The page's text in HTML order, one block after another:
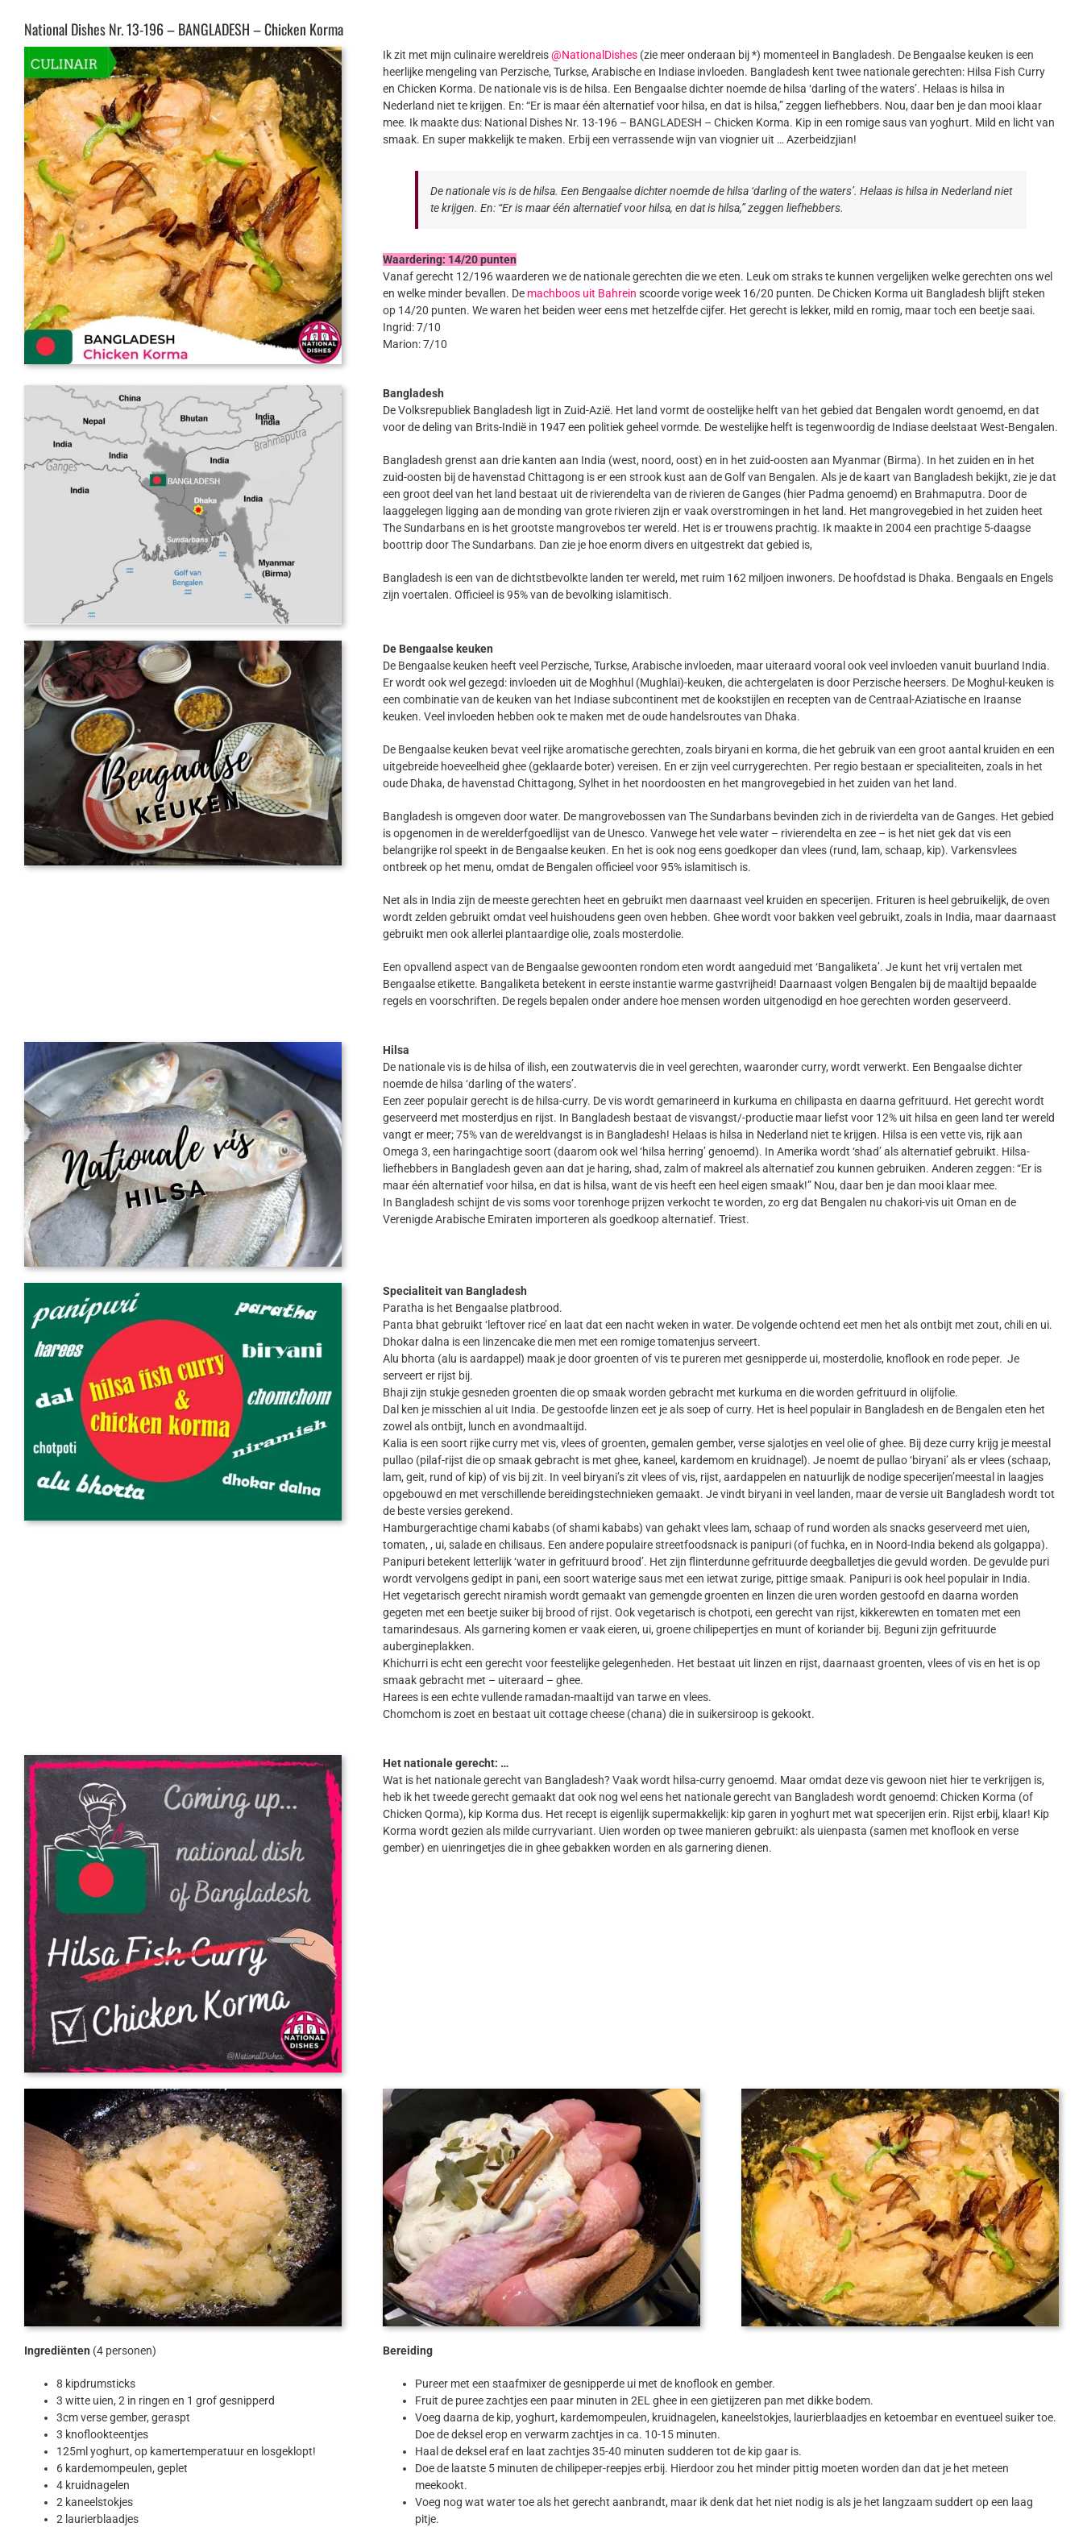
National Dishes Nr. 13-196 – BANGLADESH – Chicken Korma
Ik zit met mijn culinaire wereldreis@NationalDishes (zie meer onderaan bij *) momenteel in Bangladesh. De Bengaalse keuken is een
heerlijke mengeling van Perzische, Turkse, Arabische en Indiase invloeden. Bangladesh kent twee nationale gerechten: Hilsa Fish Curry
en Chicken Korma. De nationale vis is de hilsa. Een Bengaalse dichter noemde de hilsa ‘darling of the waters’. Helaas is hilsa in
Nederland niet te krijgen. En: “Er is maar één alternatief voor hilsa, en dat is hilsa,” zeggen liefhebbers. Nou, daar ben je dan mooi klaar
mee. Ik maakte dus: National Dishes Nr. 13-196 – BANGLADESH – Chicken Korma. Kip in een romige saus van yoghurt. Mild en licht van
smaak. En super makkelijk te maken. Erbij een verrassende wijn van viognier uit … Azerbeidzjian!
De nationale vis is de hilsa. Een Bengaalse dichter noemde de hilsa ‘darling of the waters’. Helaas is hilsa in Nederland niet
te krijgen. En: “Er is maar één alternatief voor hilsa, en dat is hilsa,” zeggen liefhebbers.
Waardering: 14/20 punten
Vanaf gerecht 12/196 waarderen we de nationale gerechten die we eten. Leuk om straks te kunnen vergelijken welke gerechten ons wel
en welke minder bevallen. De machboos uit Bahrein scoorde vorige week 16/20 punten. De Chicken Korma uit Bangladesh blijft steken
op 14/20 punten. We waren het beiden weer eens met hetzelfde cijfer. Het gerecht is lekker, mild en romig, maar toch een beetje saai.
Ingrid: 7/10
Marion: 7/10
Bangladesh
De Volksrepubliek Bangladesh ligt in Zuid-Azië. Het land vormt de oostelijke helft van het gebied dat Bengalen wordt genoemd, en dat
voor de deling van Brits-Indië in 1947 een politiek geheel vormde. De westelijke helft is tegenwoordig de Indiase deelstaat West-Bengalen.
Bangladesh grenst aan drie kanten aan India (west, noord, oost) en in het zuid-oosten aan Myanmar (Birma). In het zuiden en in het
zuid-oosten bij de havenstad Chittagong is er een strook kust aan de Golf van Bengalen. Als je de kaart van Bangladesh bekijkt, zie je dat
een groot deel van het land bestaat uit de rivierendelta van de rivieren de Ganges (hier Padma genoemd) en Brahmaputra. Door de
laaggelegen ligging aan de monding van grote rivieren zijn er vaak overstromingen in het land. Het mangrovegebied in het zuiden heet
The Sundarbans en is het grootste mangrovebos ter wereld. Het is er trouwens prachtig. Ik maakte in 2004 een prachtige 5-daagse
boottrip door The Sundarbans. Dan zie je hoe enorm divers en uitgestrekt dat gebied is,
Bangladesh is een van de dichtstbevolkte landen ter wereld, met ruim 162 miljoen inwoners. De hoofdstad is Dhaka. Bengaals en Engels
zijn voertalen. Officieel is 95% van de bevolking islamitisch.
De Bengaalse keuken
De Bengaalse keuken heeft veel Perzische, Turkse, Arabische invloeden, maar uiteraard vooral ook veel invloeden vanuit buurland India.
Er wordt ook wel gezegd: invloeden uit de Moghhul (Mughlai)-keuken, die achtergelaten is door Perzische heersers. De Moghul-keuken is
een combinatie van de keuken van het Indiase subcontinent met de kookstijlen en recepten van de Centraal-Aziatische en Iraanse
keuken. Veel invloeden hebben ook te maken met de oude handelsroutes van Dhaka.
De Bengaalse keuken bevat veel rijke aromatische gerechten, zoals biryani en korma, die het gebruik van een groot aantal kruiden en een
uitgebreide hoeveelheid ghee (geklaarde boter) vereisen. En er zijn veel currygerechten. Per regio bestaan er specialiteiten, zoals in het
oude Dhaka, de havenstad Chittagong, Sylhet in het noordoosten en het mangrovegebied in het zuiden van het land.
Bangladesh is omgeven door water. De mangrovebossen van The Sundarbans bevinden zich in de rivierdelta van de Ganges. Het gebied
is opgenomen in de werelderfgoedlijst van de Unesco. Vanwege het vele water – rivierendelta en zee – is het niet gek dat vis een
belangrijke rol speekt in de Bengaalse keuken. En het is ook nog eens goedkoper dan vlees (rund, lam, schaap, kip). Varkensvlees
ontbreek op het menu, omdat de Bengalen officieel voor 95% islamitisch is.
Net als in India zijn de meeste gerechten heet en gebruikt men daarnaast veel kruiden en specerijen. Frituren is heel gebruikelijk, de oven
wordt zelden gebruikt omdat veel huishoudens geen oven hebben. Ghee wordt voor bakken veel gebruikt, zoals in India, maar daarnaast
gebruikt men ook allerlei plantaardige olie, zoals mosterdolie.
Een opvallend aspect van de Bengaalse gewoonten rondom eten wordt aangeduid met ‘Bangaliketa’. Je kunt het vrij vertalen met
Bengaalse etikette. Bangaliketa betekent in eerste instantie warme gastvrijheid! Daarnaast volgen Bengalen bij de maaltijd bepaalde
regels en voorschriften. De regels bepalen onder andere hoe mensen worden uitgenodigd en hoe gerechten worden geserveerd.
Hilsa
De nationale vis is de hilsa of ilish, een zoutwatervis die in veel gerechten, waaronder curry, wordt verwerkt. Een Bengaalse dichter
noemde de hilsa ‘darling of the waters’.
Een zeer populair gerecht is de hilsa-curry. De vis wordt gemarineerd in kurkuma en chilipasta en daarna gefrituurd. Het gerecht wordt
geserveerd met mosterdjus en rijst. In Bangladesh bestaat de visvangst/-productie maar liefst voor 12% uit hilsa en geen land ter wereld
vangt er meer; 75% van de wereldvangst is in Bangladesh! Helaas is hilsa in Nederland niet te krijgen. Hilsa is een vette vis, rijk aan
Omega 3, een haringachtige soort (daarom ook wel ‘hilsa herring’ genoemd). In Amerika wordt ‘shad’ als alternatief gebruikt. Hilsa-
liefhebbers in Bangladesh geven aan dat je haring, shad, zalm of makreel als alternatief zou kunnen gebruiken. Anderen zeggen: “Er is
maar één alternatief voor hilsa, en dat is hilsa, want de vis heeft een heel eigen smaak!” Nou, daar ben je dan mooi klaar mee.
In Bangladesh schijnt de vis soms voor torenhoge prijzen verkocht te worden, zo erg dat Bengalen nu chakori-vis uit Oman en de
Verenigde Arabische Emiraten importeren als goedkoop alternatief. Triest.
Specialiteit van Bangladesh
Paratha is het Bengaalse platbrood.
Panta bhat gebruikt ‘leftover rice’ en laat dat een nacht weken in water. De volgende ochtend eet men het als ontbijt met zout, chili en ui.
Dhokar dalna is een linzencake die men met een romige tomatenjus serveert.
Alu bhorta (alu is aardappel) maak je door groenten of vis te pureren met gesnipperde ui, mosterdolie, knoflook en rode peper. Je
serveert er rijst bij.
Bhaji zijn stukje gesneden groenten die op smaak worden gebracht met kurkuma en die worden gefrituurd in olijfolie.
Dal ken je misschien al uit India. De gestoofde linzen eet je als soep of curry. Het is heel populair in Bangladesh en de Bengalen eten het
zowel als ontbijt, lunch en avondmaaltijd.
Kalia is een soort rijke curry met vis, vlees of groenten, gemalen gember, verse sjalotjes en veel olie of ghee. Bij deze curry krijg je meestal
pullao (pilaf-rijst die op smaak gebracht is met ghee, kaneel, kardemom en kruidnagel). Je noemt de pullao ‘biryani’ als er vlees (schaap,
lam, geit, rund of kip) of vis bij zit. In veel biryani’s zit vlees of vis, rijst, aardappelen en natuurlijk de nodige specerijen’meestal in laagjes
opgebouwd en met verschillende bereidingstechnieken gemaakt. Je vindt biryani in veel landen, maar de versie uit Bangladesh wordt tot
de beste versies gerekend.
Hamburgerachtige chami kababs (of shami kababs) van gehakt vlees lam, schaap of rund worden als snacks geserveerd met uien,
tomaten, , ui, salade en chilisaus. Een andere populaire streetfoodsnack is panipuri (of fuchka, en in Noord-India bekend als golgappa).
Panipuri betekent letterlijk ‘water in gefrituurd brood’. Het zijn flinterdunne gefrituurde deegballetjes die gevuld worden. De gevulde puri
wordt vervolgens gedipt in pani, een soort waterige saus met een ietwat zurige, pittige smaak. Panipuri is ook heel populair in India.
Het vegetarisch gerecht niramish wordt gemaakt van gemengde groenten en linzen die uren worden gestoofd en daarna worden
gegeten met een beetje suiker bij brood of rijst. Ook vegetarisch is chotpoti, een gerecht van rijst, kikkerewten en tomaten met een
tamarindesaus. Als garnering komen er vaak eieren, ui, groene chilipepertjes en munt of koriander bij. Beguni zijn gefrituurde
aubergineplakken.
Khichurri is echt een gerecht voor feestelijke gelegenheden. Het bestaat uit linzen en rijst, daarnaast groenten, vlees of vis en het is op
smaak gebracht met – uiteraard – ghee.
Harees is een echte vullende ramadan-maaltijd van tarwe en vlees.
Chomchom is zoet en bestaat uit cottage cheese (chana) die in suikersiroop is gekookt.
Het nationale gerecht: …
Wat is het nationale gerecht van Bangladesh? Vaak wordt hilsa-curry genoemd. Maar omdat deze vis gewoon niet hier te verkrijgen is,
heb ik het tweede gerecht gemaakt dat ook nog wel eens het nationale gerecht van Bangladesh wordt genoemd: Chicken Korma (of
Chicken Qorma), kip Korma dus. Het recept is eigenlijk supermakkelijk: kip garen in yoghurt met wat specerijen erin. Rijst erbij, klaar! Kip
Korma wordt gezien als milde curryvariant. Uien worden op twee manieren gebruikt: als uienpasta (samen met knoflook en verse
gember) en uienringetjes die in ghee gebakken worden en als garnering dienen.
Ingrediënten (4 personen)
8 kipdrumsticks
3 witte uien, 2 in ringen en 1 grof gesnipperd
3cm verse gember, geraspt
3 knoflookteentjes
125ml yoghurt, op kamertemperatuur en losgeklopt!
6 kardemompeulen, geplet
4 kruidnagelen
2 kaneelstokjes
2 laurierblaadjes
Bereiding
Pureer met een staafmixer de gesnipperde ui met de knoflook en gember.
Fruit de puree zachtjes een paar minuten in 2EL ghee in een gietijzeren pan met dikke bodem.
Voeg daarna de kip, yoghurt, kardemompeulen, kruidnagelen, kaneelstokjes, laurierblaadjes en ketoembar en eventueel suiker toe.
Doe de deksel erop en verwarm zachtjes in ca. 10-15 minuten.
Haal de deksel eraf en laat zachtjes 35-40 minuten sudderen tot de kip gaar is.
Doe de laatste 5 minuten de chilipeper-reepjes erbij. Hierdoor zou het minder pittig moeten worden dan dat je het meteen
meekookt.
Voeg nog wat water toe als het gerecht aanbrandt, maar ik denk dat het niet nodig is als je het langzaam suddert op een laag
pitje.